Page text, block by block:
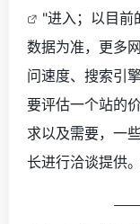
"进入；以目前
数据为准，更多
问速度、搜索引
要评估一个站的
求以及需要，一
长进行洽谈提供